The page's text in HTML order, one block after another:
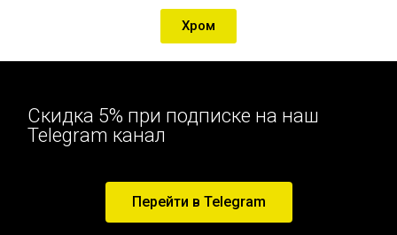
Хром
Скидка 5% при подписке на наш
Telegram канал
Перейти в Telegram